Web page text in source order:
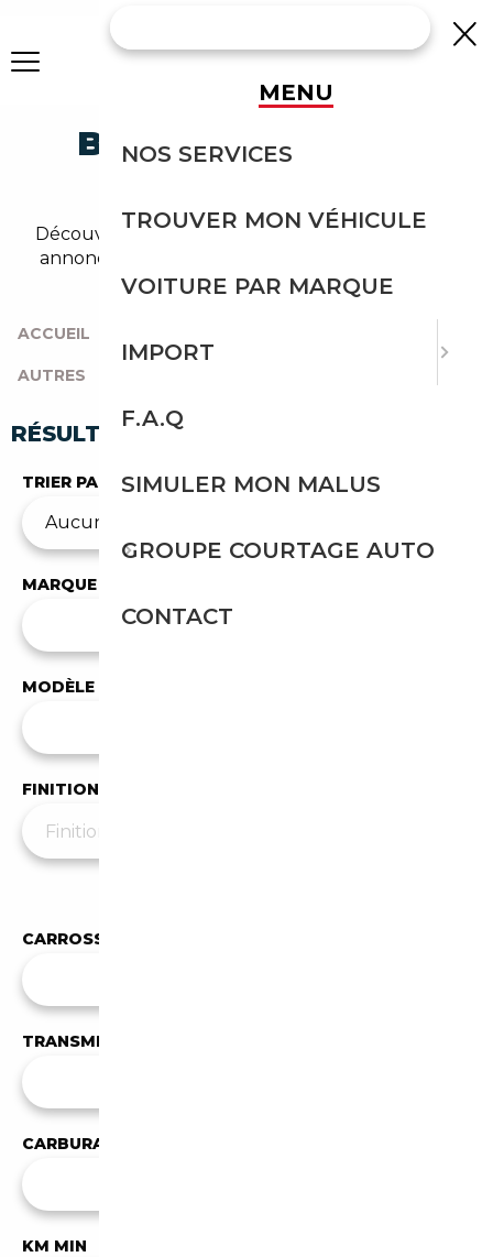
BMW AUTRES SUV
Découvrez un large choix de bmw suv dans nos
annonces de autres. Un import sans effort avec
Courtage Auto.
ACCUEIL
AUTRES
RÉSULTATS DE VOTRE RECHERCHE
TRIER PAR
MARQUE
BMW
MODÈLE
FINITION
CARROSSERIE
TRANSMISSION
CARBURANT
KM MIN
MENU
NOS SERVICES
TROUVER MON VÉHICULE
VOITURE PAR MARQUE
IMPORT
F.A.Q
SIMULER MON MALUS
GROUPE COURTAGE AUTO
CONTACT